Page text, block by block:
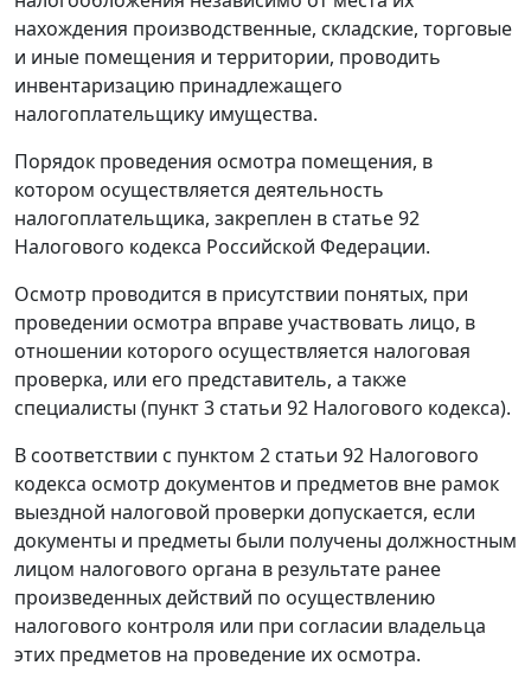
нахождения производственные, складские, торговые
и иные помещения и территории, проводить
инвентаризацию принадлежащего
налогоплательщику имущества.
Порядок проведения осмотра помещения, в
котором осуществляется деятельность
налогоплательщика, закреплен в статье 92
Налогового кодекса Российской Федерации.
Осмотр проводится в присутствии понятых, при
проведении осмотра вправе участвовать лицо, в
отношении которого осуществляется налоговая
проверка, или его представитель, а также
специалисты (пункт 3 статьи 92 Налогового кодекса).
В соответствии с пунктом 2 статьи 92 Налогового
кодекса осмотр документов и предметов вне рамок
выездной налоговой проверки допускается, если
документы и предметы были получены должностным
лицом налогового органа в результате ранее
произведенных действий по осуществлению
налогового контроля или при согласии владельца
этих предметов на проведение их осмотра.